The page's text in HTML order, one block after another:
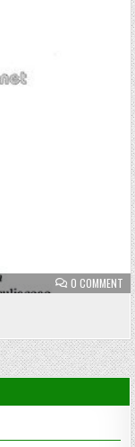
0 COMMENTON